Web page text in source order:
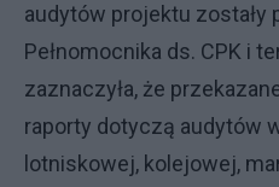
audytów projektu zostały
Pełnomocnika ds. CPK i
zaznaczyła, że
raporty dotyczą audytów
lotniskowej, kolejowej,